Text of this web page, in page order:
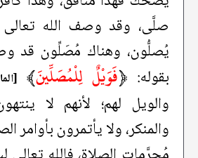
صلَّى، وقد وصف الله تعالى
يُصلُّون، وهناك مُصَلِّون قد
بقوله: ﴿فَوَيْلٌ لِلْمُصَلِّينَ﴾
والويل لهم؛ لأنهم لا
والمنكر، ولا يأتمرون بأوامر